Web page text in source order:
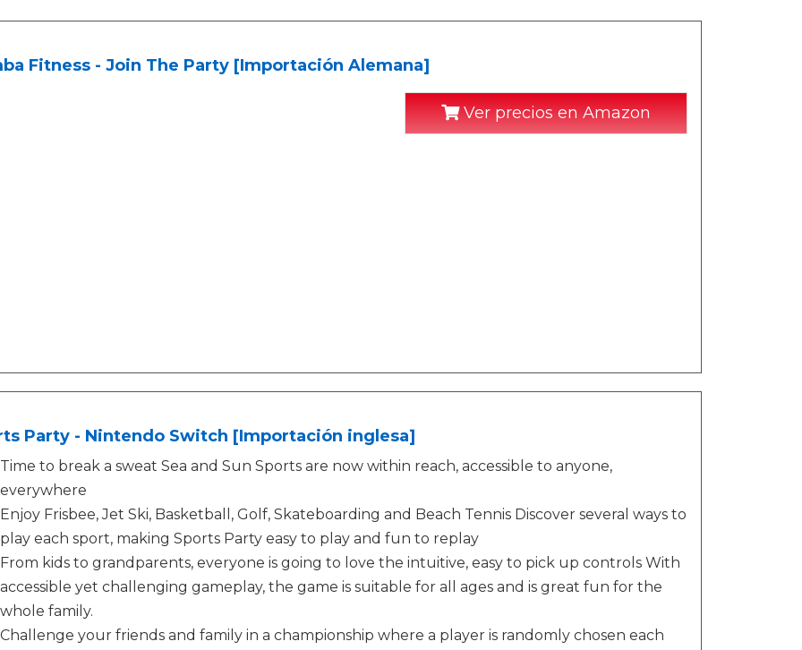
Fitness - Join The Party [Importación Alemana]
Ver precios en Amazon
Party - Nintendo Switch [Importación inglesa]
Time to break a sweat Sea and Sun Sports are now within reach, accessible to anyone,
everywhere
Enjoy Frisbee, Jet Ski, Basketball, Golf, Skateboarding and Beach Tennis Discover several ways to
play each sport, making Sports Party easy to play and fun to replay
From kids to grandparents, everyone is going to love the intuitive, easy to pick up controls With
accessible yet challenging gameplay, the game is suitable for all ages and is great fun for the
whole family.
Challenge your friends and family in a championship where a player is randomly chosen each